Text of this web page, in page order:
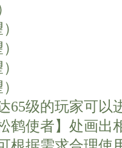
65级的玩家可以
鹤使者】处画出